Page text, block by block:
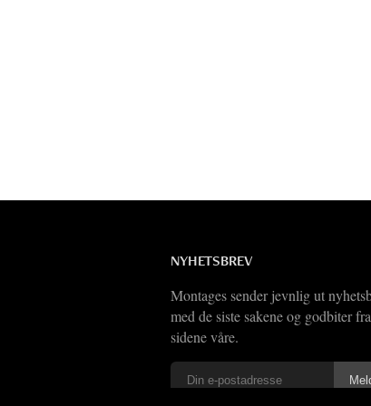
NYHETSBREV
Montages sender jevnlig ut
med de siste sakene og godbiter fra
sidene våre.